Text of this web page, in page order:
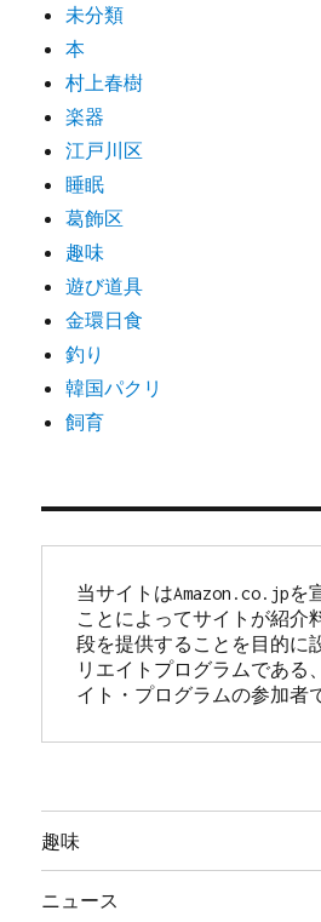
未分類
本
村上春樹
楽器
江戸川区
睡眠
葛飾区
趣味
遊び道具
金環日食
釣り
韓国パクリ
飼育
当サイトはAmazon.co.jpを
ことによってサイトが紹介
段を提供することを目的に
リエイトプログラムである
イト・プログラムの参加者
趣味
ニュース